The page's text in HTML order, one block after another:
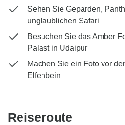
Sehen Sie Geparden,
unglaublichen Safari
Besuchen Sie das Amber
Palast in Udaipur
Machen Sie ein Foto vor
Elfenbein
Reiseroute